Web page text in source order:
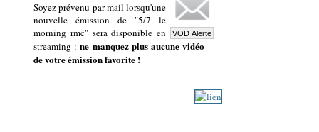
Soyez prévenu par mail lorsqu'une
nouvelle émission de "5/7 le
morning rmc" sera disponible en
streaming :ne manquez plus aucune vidéo
de votre émission favorite !